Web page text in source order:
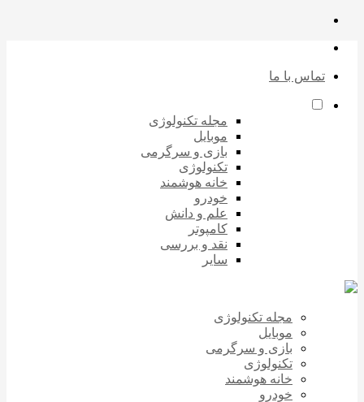
تماس با ما
مجله تکنولوژی
موبایل
بازی و سرگرمی
تکنولوژی
خانه هوشمند
خودرو
علم و دانش
کامپوتر
نقد و بررسی
سایر
مجله تکنولوژی
موبایل
بازی و سرگرمی
تکنولوژی
خانه هوشمند
خودرو